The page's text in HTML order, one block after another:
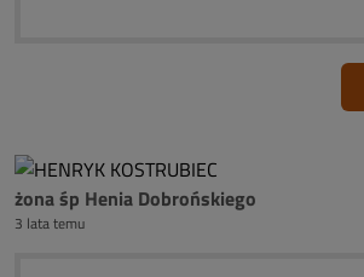
żona śp Henia Dobrońskiego
3 lata temu